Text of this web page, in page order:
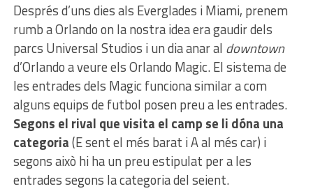
Després d’uns dies als Everglades i Miami, prenem
rumb a Orlando on la nostra idea era gaudir dels
parcs Universal Studios i un dia anar al downtown
d’Orlando a veure els Orlando Magic. El sistema de
les entrades dels Magic funciona similar a com
alguns equips de futbol posen preu a les entrades.
Segons el rival que visita el camp se li dóna una
categoria(E sent el més barat i A al més car) i
segons això hi ha un preu estipulat per a les
entrades segons la categoria del seient.